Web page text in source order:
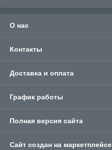
О нас
Контакты
Доставка и оплата
График работы
Полная версия сайта
Сайт создан на маркетплейсе